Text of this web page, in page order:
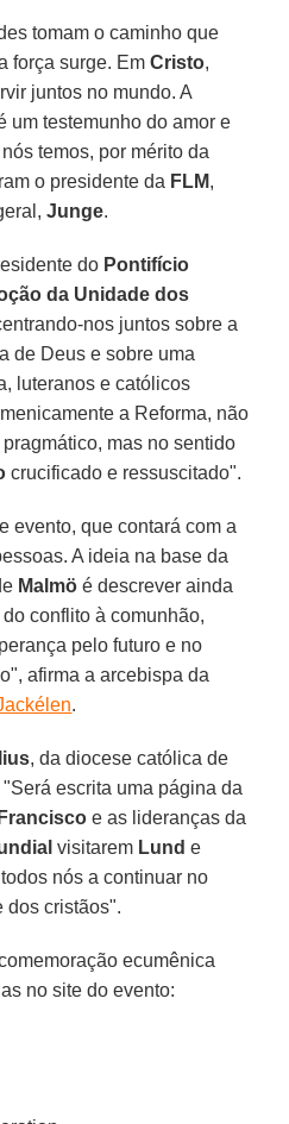
tomam o caminho que
força surge. EmCristo,
juntos no mundo. A
um testemunho do amor e
temos, por mérito da
o presidente da FLM,
Junge.
do Pontifício
da Unidade dos
nos juntos sobre a
de Deus e sobre uma
luteranos e católicos
a Reforma, não
mas no sentido
crucificado e ressuscitado".
evento, que contará com a
A ideia na base da
Malmö é descrever ainda
conflito à comunhão,
pelo futuro e no
afirma a arcebispa da
.
, da diocese católica de
escrita uma página da
e as lideranças da
visitarem Lund e
nós a continuar no
dos cristãos".
ecumênica
no site do evento: